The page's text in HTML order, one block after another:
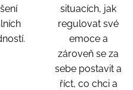
situacích, jak
regulovat své
emoce a
zároveň se za
sebe postavit a
říct, co chci a